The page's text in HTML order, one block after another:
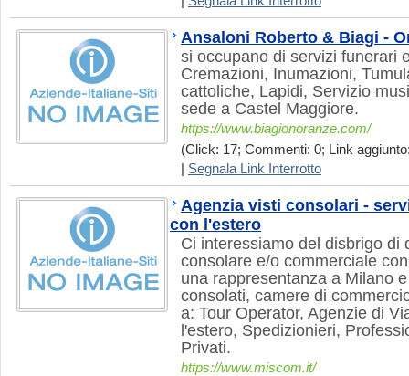
Ansaloni Roberto & Biagi -
si occupano di servizi funerari
Cremazioni, Inumazioni,
cattoliche, Lapidi, Servizio
sede a Castel Maggiore.
https://www.biagionoranze.com/
(Click: 17; Commenti: 0; Link
Segnala Link Interrotto
Agenzia visti consolari -
con l'estero
Ci interessiamo del disbrigo di
consolare e/o commerciale
una rappresentanza a Milano
consolati, camere di
a: Tour Operator, Agenzie di
l'estero, Spedizionieri,
Privati.
https://www.miscom.it/